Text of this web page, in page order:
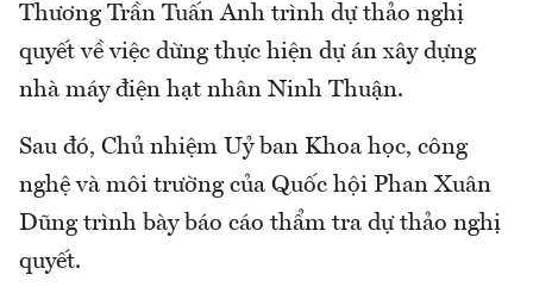
Thương Trần Tuấn Anh trình dự thảo nghị
quyết về việc dừng thực hiện dự án xây dựng
nhà máy điện hạt nhân Ninh Thuận.
Sau đó, Chủ nhiệm Uỷ ban Khoa học, công
nghệ và môi trường của Quốc hội Phan Xuân
Dũng trình bày báo cáo thẩm tra dự thảo nghị
quyết.